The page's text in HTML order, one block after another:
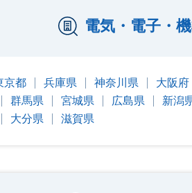
電気・電子・
京都 兵庫県 神奈川県 大阪府
群馬県
宮城県 広島県 新潟
大分県
滋賀県